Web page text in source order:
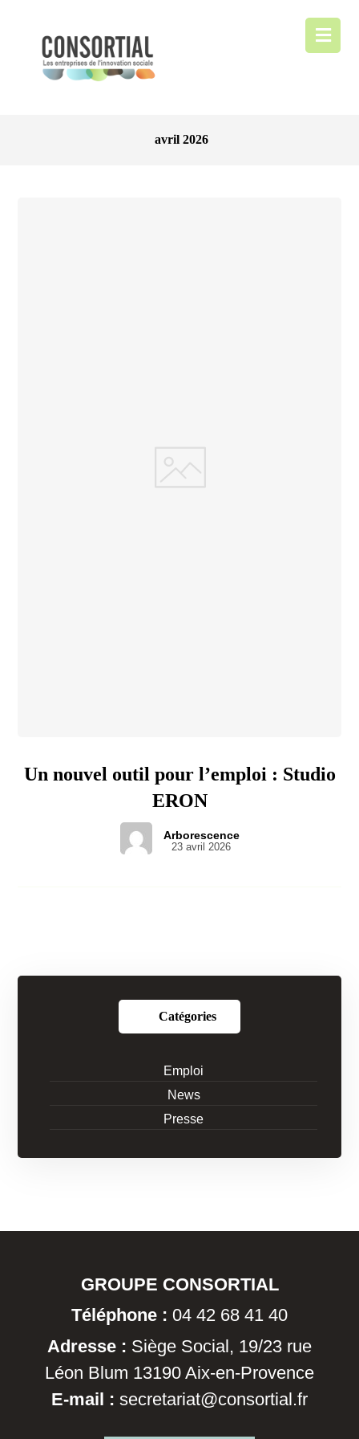
avril 2026
Un nouvel outil pour l’emploi : Studio
ERON
Arborescence
23 avril 2026
Catégories
Emploi
News
Presse
GROUPE CONSORTIAL
Téléphone : 04 42 68 41 40
Adresse : Siège Social, 19/23 rue
Léon Blum 13190 Aix-en-Provence
E-mail : secretariat@consortial.fr